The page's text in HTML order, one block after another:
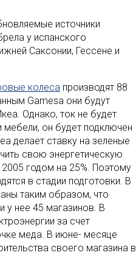
источники
у испанского
Саксонии, Гессене и
колеса производят 88
Gamesa они будут
Однако, ток не будет
он будет подключен
делает ставку на зеленые
свою энергетическую
годом на 25%. Поэтому
в стадии подготовки. В
таким образом, что
у нее 45 магазинов. В
за счет
меда. В июне- месяце
своего магазина в